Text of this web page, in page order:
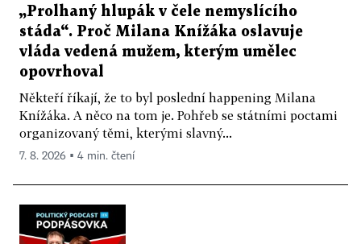
„Prolhaný hlupák v čele nemyslícího
stáda“. Proč Milana Knížáka oslavuje
vláda vedená mužem, kterým umělec
opovrhoval
Někteří říkají, že to byl poslední happening Milana
Knížáka. A něco na tom je. Pohřeb se státními poctami
organizovaný těmi, kterými slavný...
7. 8. 2026 ▪ 4 min. čtení